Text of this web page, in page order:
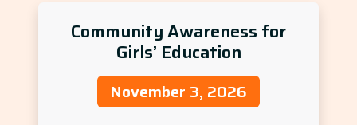
Community Awareness for
Girls’ Education
November 3, 2026